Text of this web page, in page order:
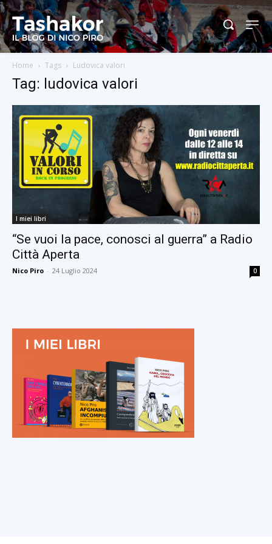
Home Tags Ludovica valori
Tag: ludovica valori
I miei libri
“Se vuoi la pace, conosci al guerra” a Radio
Città Aperta
Nico Piro - 24 Luglio 2024 0